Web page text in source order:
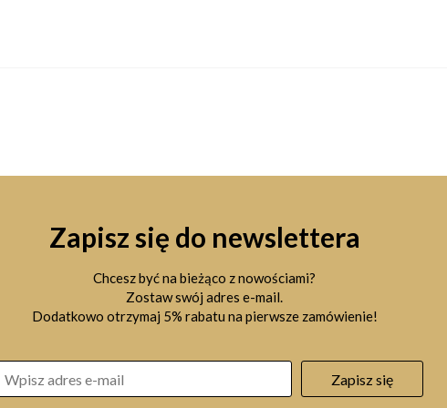
Zapisz się do newslettera
Chcesz być na bieżąco z nowościami?
Zostaw swój adres e-mail.
Dodatkowo otrzymaj 5% rabatu na pierwsze zamówienie!
Zapisz się